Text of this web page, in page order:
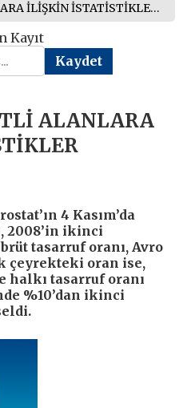
EUROSTAT ÇEŞİTLİ ALANLARA İLİŞKİN İSTATİSTİKLER YAYIMLADI
Kayıt
ALANLARA
4 Kasım’da
2008’in ikinci
tasarruf oranı, Avro
çeyrekteki oran ise,
halkı tasarruf oranı
%10’dan ikinci